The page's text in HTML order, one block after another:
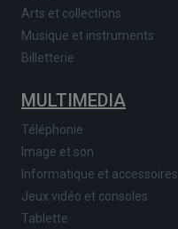
Arts et collections
Musique et instruments
Billetterie
MULTIMEDIA
Téléphonie
Image et son
Informatique et accessoires
Jeux vidéo et consoles
Tablette